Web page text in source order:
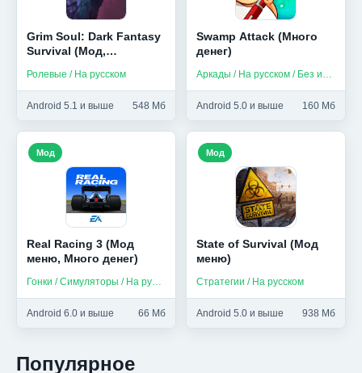
Grim Soul: Dark Fantasy
Survival (Мод,
Ролевые / На русском
Android 5.1 и выше 548 Мб
Swamp Attack (Много
денег)
Аркады / На русском / Без интернета
Android 5.0 и выше 160 Мб
Real Racing 3 (Мод
меню, Много денег)
Гонки / Симуляторы / На русском
Android 6.0 и выше 66 Мб
Мод
State of Survival (Мод
меню)
Стратегии / На русском
Android 5.0 и выше 938 Мб
Мод
Популярное